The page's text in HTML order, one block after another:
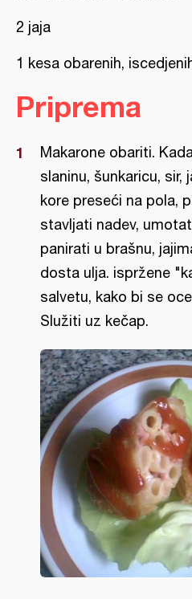
2 jaja
1 kesa obarenih,
Priprema
Makarone obariti.
slaninu, šunkaricu, sir,
kore preseći na pola,
stavljati nadev,
panirati u brašnu,
dosta ulja. ispržene
salvetu, kako bi se
Služiti uz kečap.